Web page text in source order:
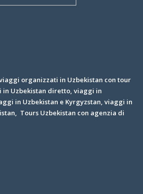
organizzati in Uzbekistan con tour
Uzbekistan diretto, viaggi in
in Uzbekistan e Kyrgyzstan, viaggi in
Tours Uzbekistan con agenzia di